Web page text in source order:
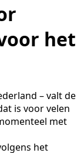
het
– valt de
is voor velen
met
het